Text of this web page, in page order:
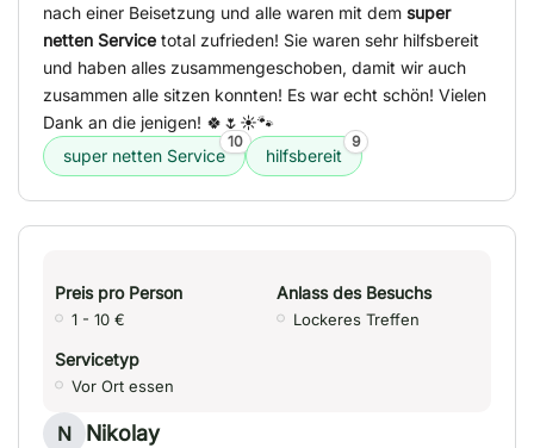
nach einer Beisetzung und alle waren mit dem super
netten Service total zufrieden! Sie waren sehr hilfsbereit
und haben alles zusammengeschoben, damit wir auch
zusammen alle sitzen konnten! Es war echt schön! Vielen
Dank an die jenigen! 🍀🌷☀️🐾
super netten Service
10
hilfsbereit
9
Preis pro Person
1 - 10 €
Anlass des Besuchs
Lockeres Treffen
Servicetyp
Vor Ort essen
N Nikolay